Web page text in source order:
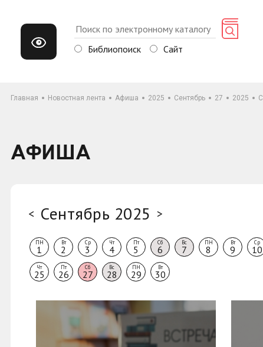
Библиопоиск Сайт
Главная Новостная лента Афиша 2025 Сентябрь 27 2025
АФИША
< Сентябрь 2025 >
ПН
1
Вт
2
Ср
3
Чт
4
Пт
5
Сб
6
Вс
7
ПН
8
Вт
9
Ср
10
Чт
25
Пт
26
Сб
27
Вс
28
ПН
29
Вт
30